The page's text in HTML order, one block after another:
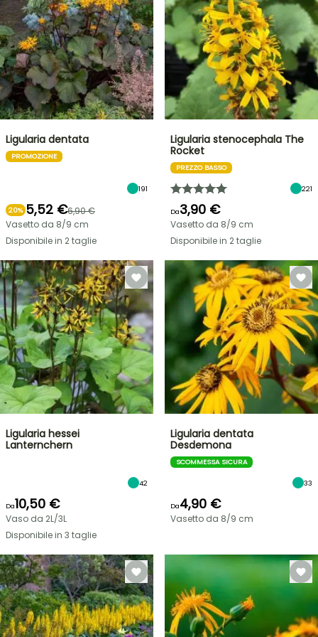
VENDITA
FLASH
FINO
AL
30%
DI
BULBI
Ligularia dentata
PROMOZIONE
191
20% 5,52 €6,90 €
Vasetto da 8/9 cm
Disponibile in 2 taglie
Ligularia stenocephala The
Rocket
PREZZO BASSO
221
Da3,90 €
Vasetto da 8/9 cm
Disponibile in 2 taglie
Ligularia hessei
Lanternchern
42
Da10,50 €
Vaso da 2L/3L
Disponibile in 3 taglie
Ligularia dentata
Desdemona
SCOMMESSA SICURA
33
Da4,90 €
Vasetto da 8/9 cm